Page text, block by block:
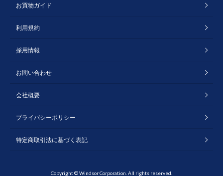
お買物ガイド
利用規約
採用情報
お問い合わせ
会社概要
プライバシーポリシー
特定商取引法に基づく表記
Copyright © Windsor Corporation. All rights reserved.